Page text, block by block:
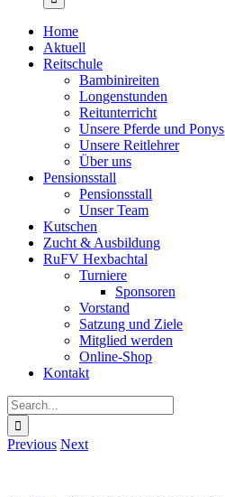
Home
Aktuell
Reitschule
Bambinireiten
Longenstunden
Reitunterricht
Unsere Pferde und Ponys
Unsere Reitlehrer
Über uns
Pensionsstall
Pensionsstall
Unser Team
Kutschen
Zucht & Ausbildung
RuFV Hexbachtal
Turniere
Sponsoren
Vorstand
Satzung und Ziele
Mitglied werden
Online-Shop
Kontakt
Search
for:
Previous Next